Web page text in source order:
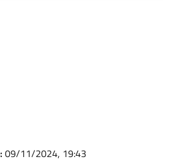
09/11/2024, 19:43